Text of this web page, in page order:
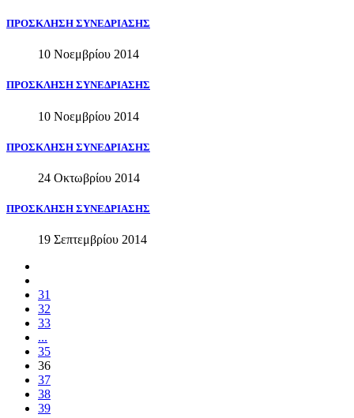
ΠΡΟΣΚΛΗΣΗ ΣΥΝΕΔΡΙΑΣΗΣ
10 Νοεμβρίου 2014
ΠΡΟΣΚΛΗΣΗ ΣΥΝΕΔΡΙΑΣΗΣ
10 Νοεμβρίου 2014
ΠΡΟΣΚΛΗΣΗ ΣΥΝΕΔΡΙΑΣΗΣ
24 Οκτωβρίου 2014
ΠΡΟΣΚΛΗΣΗ ΣΥΝΕΔΡΙΑΣΗΣ
19 Σεπτεμβρίου 2014
31
32
33
...
35
36
37
38
39